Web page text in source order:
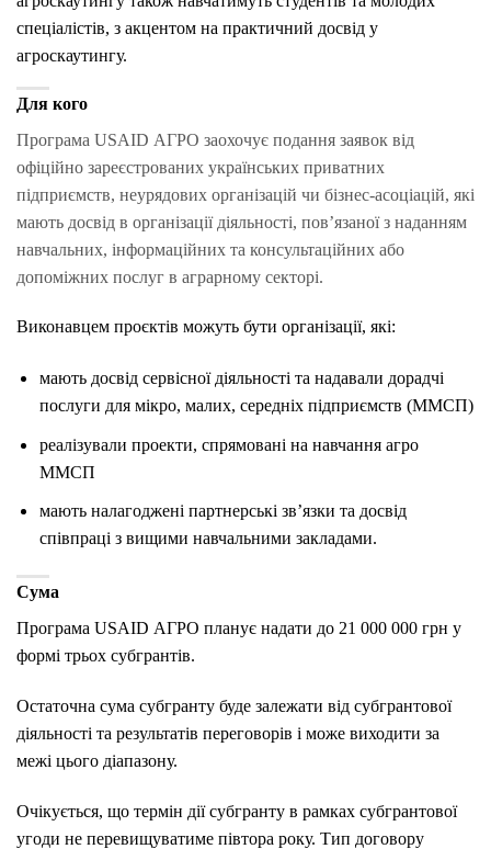
спеціалістів, з акцентом на практичний досвід у
агроскаутингу.
Для кого
Програма USAID АГРО заохочує подання заявок від
офіційно зареєстрованих українських приватних
підприємств, неурядових організацій чи бізнес-асоціацій, які
мають досвід в організації діяльності, пов’язаної з наданням
навчальних, інформаційних та консультаційних або
допоміжних послуг в аграрному секторі.
Виконавцем проєктів можуть бути організації, які:
мають досвід сервісної діяльності та надавали дорадчі
послуги для мікро, малих, середніх підприємств (ММСП)
реалізували проекти, спрямовані на навчання агро
ММСП
мають налагоджені партнерські зв’язки та досвід
співпраці з вищими навчальними закладами.
Сума
Програма USAID АГРО планує надати до 21 000 000 грн у
формі трьох субгрантів.
Остаточна сума субгранту буде залежати від субгрантової
діяльності та результатів переговорів і може виходити за
межі цього діапазону.
Очікується, що термін дії субгранту в рамках субгрантової
угоди не перевищуватиме півтора року. Тип договору